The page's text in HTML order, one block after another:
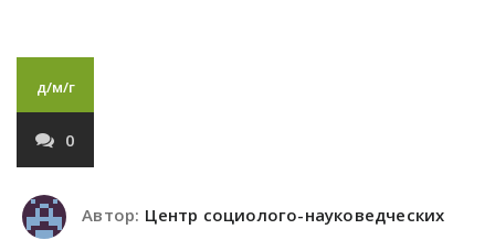
д/м/г
0
Автор: Центр социолого-науковедческих